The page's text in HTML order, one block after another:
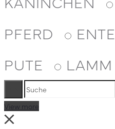
PFERD
ENTE
PUTE
LAMM
Suche
View more
Close